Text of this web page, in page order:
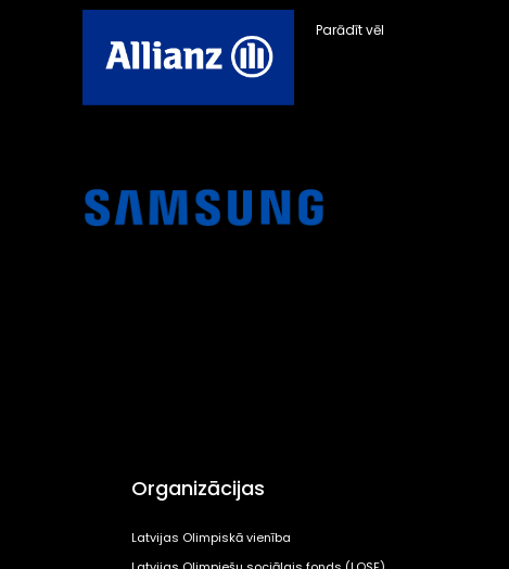
Parādīt vēl
Organizācijas
Latvijas Olimpiskā vienība